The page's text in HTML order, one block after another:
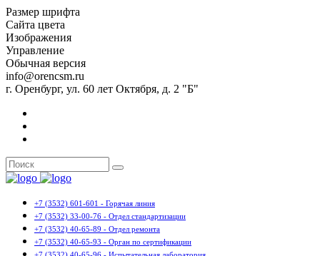
Размер шрифта
Сайта цвета
Изображения
Управление
Обычная версия
info@orencsm.ru
г. Оренбург, ул. 60 лет Октября, д. 2 "Б"
+7 (3532) 601-601 - Горячая линия
+7 (3532) 33-00-76 - Отдел стандартизации
+7 (3532) 40-65-89 - Отдел ремонта
+7 (3532) 40-65-93 - Орган по сертификации